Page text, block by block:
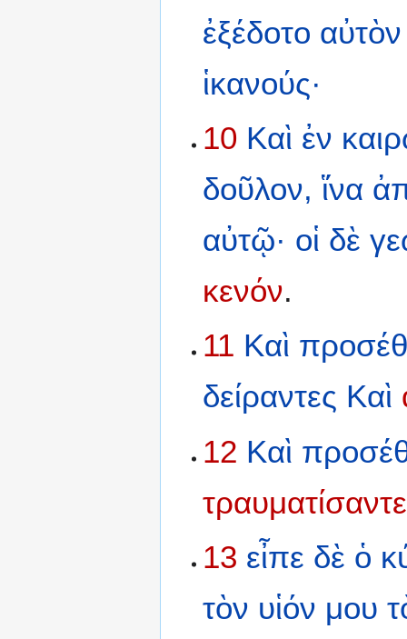
ἐξέδοτο αὐτὸν
ἱκανούς·
10 Καὶ ἐν
δοῦλον, ἵνα
αὐτῷ· οἱ δὲ
κενόν.
11 Καὶ
δείραντες Καὶ
12 Καὶ
13 εἶπε δὲ ὁ
τὸν υἱόν μου